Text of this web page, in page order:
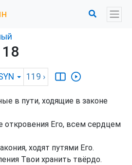
119 ›
в пути, ходящие в законе
откровения Его, всем сердцем
ходят путями Его.
Твои хранить твёрдо.